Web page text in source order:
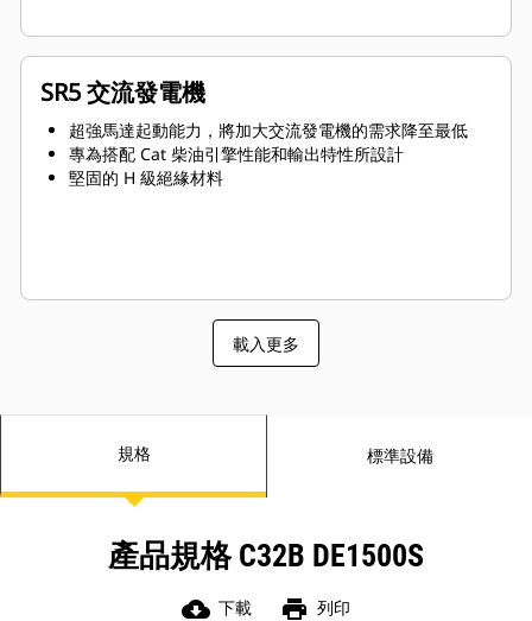
SR5 交流發電機
超強馬達起動能力，將加大交流發電機的需求降至最低
專為搭配 Cat 柴油引擎性能和輸出特性所設計
堅固的 H 級絕緣材料
載入更多
規格 標準設備
產品規格 C32B DE1500S
cloud_download 下載 print 列印